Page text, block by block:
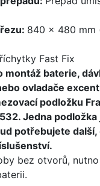
840 x 480 mm
Fast Fix
montáž baterie,
ovladače
podložku
Jedna podložka
potřebujete
bez otvorů,